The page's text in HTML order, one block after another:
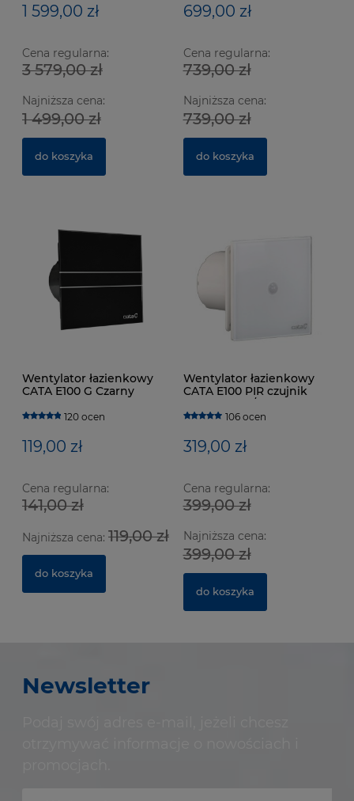
1 599,00 zł
Cena regularna:
3 579,00 zł
Najniższa cena:
1 499,00 zł
do koszyka
699,00 zł
Cena regularna:
739,00 zł
Najniższa cena:
739,00 zł
do koszyka
Wentylator łazienkowy
CATA E100 G Czarny
120 ocen
119,00 zł
Cena regularna:
141,00 zł
Najniższa cena: 119,00 zł
do koszyka
Wentylator łazienkowy
CATA E100 PIR czujnik
106 ocen
319,00 zł
Cena regularna:
399,00 zł
Najniższa cena:
399,00 zł
do koszyka
czujnikiem wilgotności
364,00 zł
Newsletter